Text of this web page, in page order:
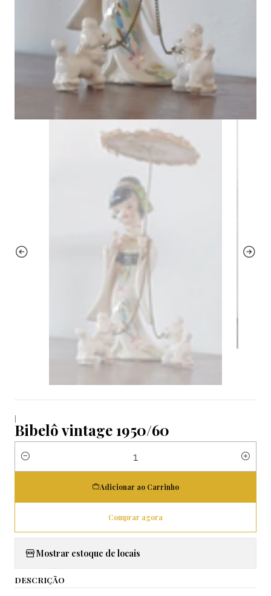
|
Bibelô vintage 1950/60
Quantidade
Adicionar ao Carrinho
Comprar agora
Mostrar estoque de locais
DESCRIÇÃO